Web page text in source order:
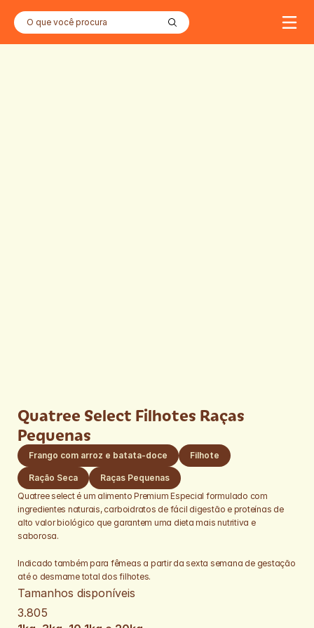
O que você procura
Quatree Select Filhotes Raças
Pequenas
Frango com arroz e batata-doce Filhote
Ração Seca
Raças Pequenas
Quatree select é um alimento Premium Especial formulado com
ingredientes naturais, carboidratos de fácil digestão e proteínas de
alto valor biológico que garantem uma dieta mais nutritiva e
saborosa.
Indicado também para fêmeas a partir da sexta semana de gestação
até o desmame total dos filhotes.
Tamanhos disponíveis
3.805